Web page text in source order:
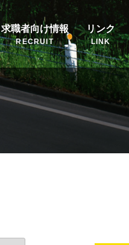
求職者向け情報
RECRUIT
リンク
LINK